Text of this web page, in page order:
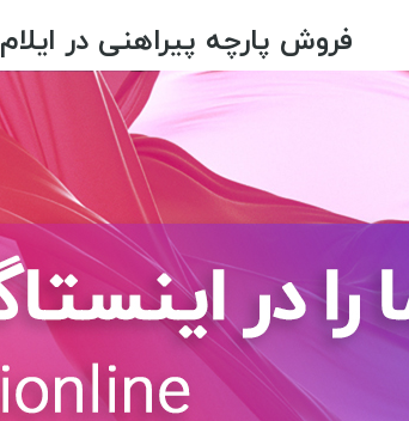
فروش پارچه پیراهنی در ایلام